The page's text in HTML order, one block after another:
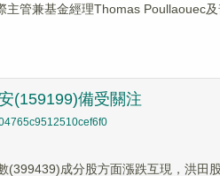
主管兼基金經理Thomas Poullaouec
(159199)備受關注
成分股方面漲跌互現，洪田